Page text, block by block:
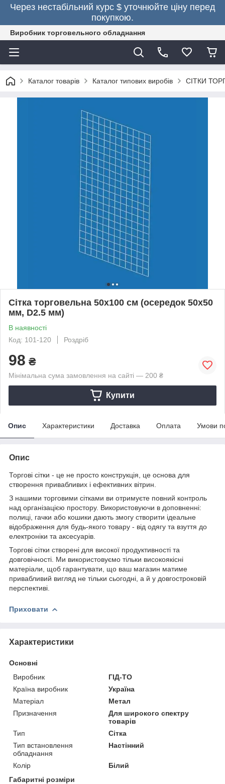
Через нестабільний курс $ уточнюйте ціну перед
покупкою.
Виробник торговельного обладнання
Каталог товарів Каталог типових виробів СІТКИ
Сітка торговельна 50х100 см (осередок 50х50
мм, D2.5 мм)
В наявності
Код: 101-120
Роздріб
98 ₴
Мінімальна сума замовлення на сайті — 200 ₴
Купити
Опис Характеристики Доставка Оплата Умови
Опис
Торгові сітки - це не просто конструкція, це основа для
створення привабливих і ефективних вітрин.
З нашими торговими сітками ви отримуєте повний контроль
над організацією простору. Використовуючи в доповненні:
полиці, гачки або кошики дають змогу створити ідеальне
відображення для будь-якого товару - від одягу та взуття до
електроніки та аксесуарів.
Торгові сітки створені для високої продуктивності та
довговічності. Ми використовуємо тільки високоякісні
матеріали, щоб гарантувати, що ваш магазин матиме
привабливий вигляд не тільки сьогодні, а й у довгостроковій
перспективі.
Приховати
Характеристики
Основні
Виробник
ГІД-ТО
Країна виробник
Україна
Матеріал
Метал
Призначення
Для широкого спектру
товарів
Тип
Сітка
Тип встановлення
обладнання
Настінний
Колір
Білий
Габаритні розміри